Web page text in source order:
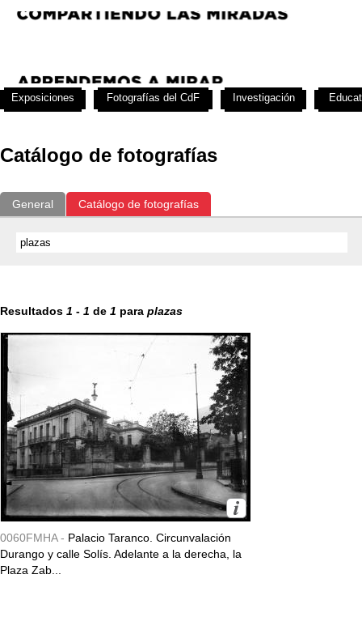
Catálogo de fotografías
General Catálogo de fotografías
Resultados 1 - 1 de 1 para plazas
0060FMHA - Palacio Taranco. Circunvalación
Durango y calle Solís. Adelante a la derecha, la
Plaza Zab...
Exposiciones Fotografías del CdF Investigación